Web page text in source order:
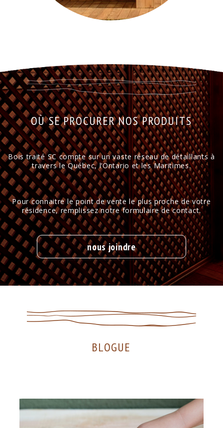
OÙ SE PROCURER NOS PRODUITS
Bois traité SC compte sur un vaste réseau de détaillants à
travers le Québec, l’Ontario et les Maritimes.
Pour connaitre le point de vente le plus proche de votre
résidence, remplissez notre formulaire de contact.
nous joindre
BLOGUE